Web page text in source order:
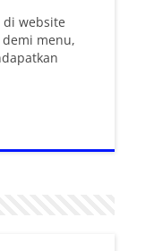
di website
menu,